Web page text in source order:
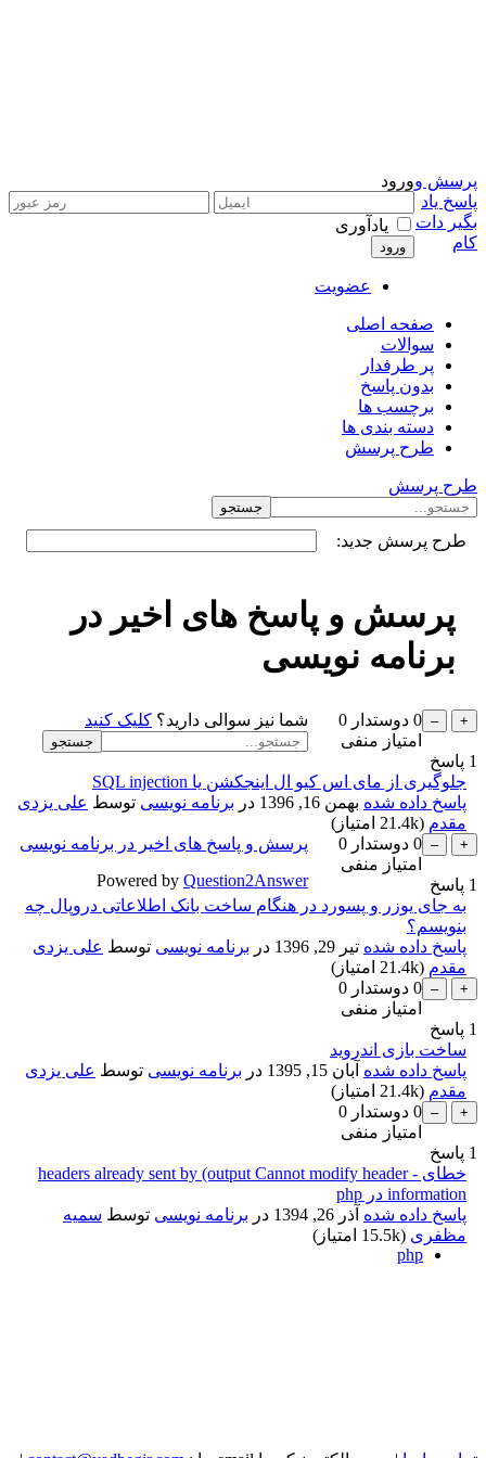
ورود
یادآوری
عضویت
پرسش و
پاسخ یاد
بگیر دات
کام
صفحه اصلی
سوالات
پر طرفدار
بدون پاسخ
برچسب ها
دسته بندی ها
طرح پرسش
طرح پرسش
طرح پرسش جدید:
پرسش و پاسخ های اخیر در
برنامه نویسی
0 دوستدار 0
امتیاز منفی
1 پاسخ
جلوگیری از مای اس کیو ال اینجکشن یا SQL injection
پاسخ داده شده بهمن 16, 1396 در برنامه نویسی توسط علی یزدی
مقدم (
21.4k امتیاز)
0 دوستدار 0
امتیاز منفی
1 پاسخ
به جای یوزر و پسورد در هنگام ساخت بانک اطلاعاتی دروپال چه
بنویسم؟
پاسخ داده شده تیر 29, 1396 در برنامه نویسی توسط علی یزدی
مقدم (
21.4k امتیاز)
0 دوستدار 0
امتیاز منفی
1 پاسخ
ساخت بازی اندروید
پاسخ داده شده آبان 15, 1395 در برنامه نویسی توسط علی یزدی
مقدم (
21.4k امتیاز)
0 دوستدار 0
امتیاز منفی
1 پاسخ
خطای - headers already sent by (output Cannot modify header
information در php
پاسخ داده شده آذر 26, 1394 در برنامه نویسی توسط سمیه
مظفری (
15.5k امتیاز)
php
شما نیز سوالی دارید؟ کلیک کنید
پرسش و پاسخ های اخیر در برنامه نویسی
Powered by Question2Answer